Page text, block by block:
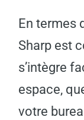
En termes
Sharp est
s’intègre
espace,
votre